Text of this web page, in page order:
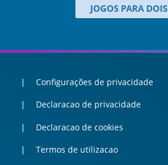
JOGOS PARA DOIS
Configurações de privacidade
Declaracao de privacidade
Declaracao de cookies
Termos de utilizacao